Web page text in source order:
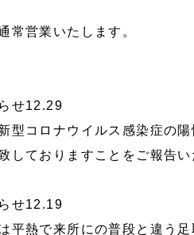
常営業いたします。
せ12.29
型コロナウイルス感染症の
しておりますことをご報告い
せ12.19
平熱で来所にの普段と違う